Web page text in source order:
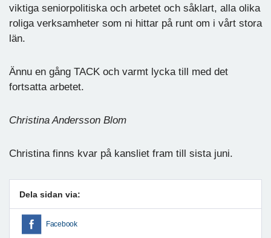
viktiga seniorpolitiska och arbetet och såklart, alla olika
roliga verksamheter som ni hittar på runt om i vårt stora
län.
Ännu en gång TACK och varmt lycka till med det
fortsatta arbetet.
Christina Andersson Blom
Christina finns kvar på kansliet fram till sista juni.
Dela sidan via:
Facebook